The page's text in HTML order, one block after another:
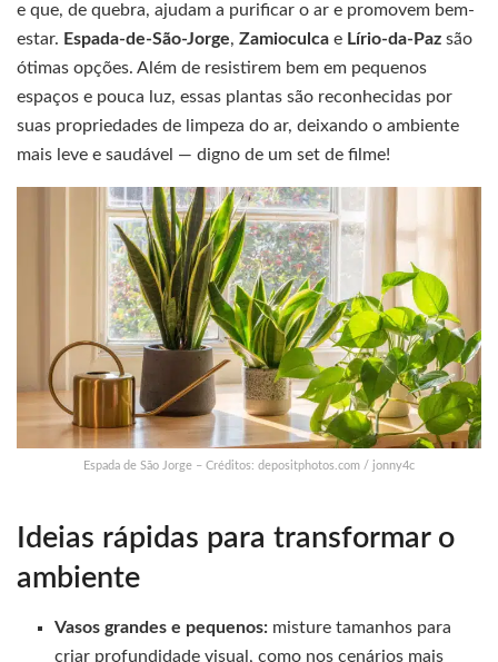
e que, de quebra, ajudam a purificar o ar e promovem bem-
estar. Espada-de-São-Jorge, Zamioculca e Lírio-da-Paz são
ótimas opções. Além de resistirem bem em pequenos
espaços e pouca luz, essas plantas são reconhecidas por
suas propriedades de limpeza do ar, deixando o ambiente
mais leve e saudável — digno de um set de filme!
Espada de São Jorge – Créditos: depositphotos.com / jonny4c
Ideias rápidas para transformar o
ambiente
Vasos grandes e pequenos: misture tamanhos para
criar profundidade visual, como nos cenários mais